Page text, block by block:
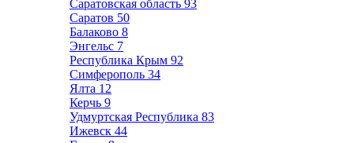
Саратовская область 93
Саратов 50
Балаково 8
Энгельс 7
Республика Крым 92
Симферополь 34
Ялта 12
Керчь 9
Удмуртская Республика 83
Ижевск 44